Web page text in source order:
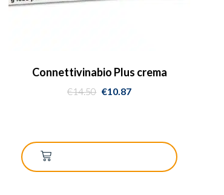
Connettivinabio Plus crema
€14.50 €10.87